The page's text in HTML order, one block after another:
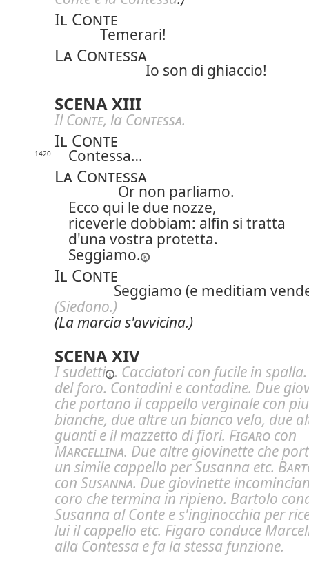
Il Conte
Temerari!
La Contessa
Io son di ghiaccio!
SCENA XIII
IlConte, la Contessa.
Il Conte
1420 Contessa…
La Contessa
Or non parliamo.
Ecco qui le due nozze,
riceverle dobbiam: alfin si tratta
d'una vostra protetta.
Seggiamo.
Il Conte
Seggiamo (e meditiam
(Siedono.)
(La marcia s'avvicina.)
SCENA XIV
Isudetti . Cacciatori con fucile in
del foro. Contadini e contadine. Due
che portano il cappello verginale con
bianche, due altre un bianco velo, due
guanti e il mazzetto di fiori. Figaro con
Marcellina. Due altre giovinette che
un simile cappello per Susanna etc.
con Susanna. Due giovinette
coro che termina in ripieno. Bartolo
Susanna al Conte e s'inginocchia per
lui il cappello etc. Figaro conduce
alla Contessa e fa la stessa funzione.